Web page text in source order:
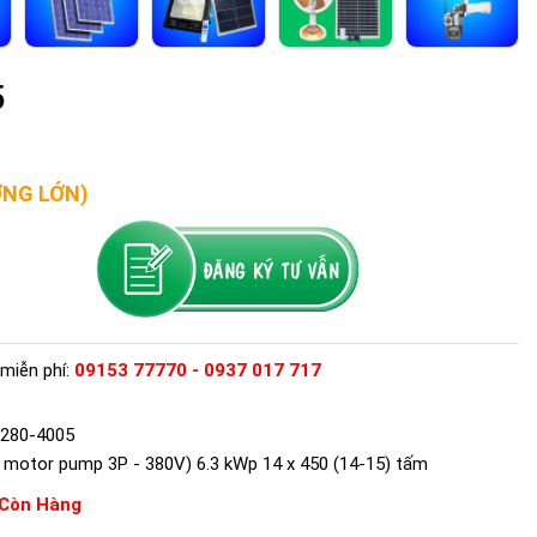
LỚN)
phí: 09153 77770 - 0937 017 717
4005
pump 3P - 380V) 6.3 kWp 14 x 450 (14-15) tấm
Còn Hàng